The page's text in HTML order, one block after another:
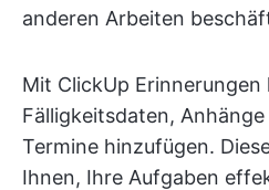
anderen Arbeiten
Mit ClickUp Erinnerungen
Fälligkeitsdaten,
Termine hinzufügen.
Ihnen, Ihre Aufgaben